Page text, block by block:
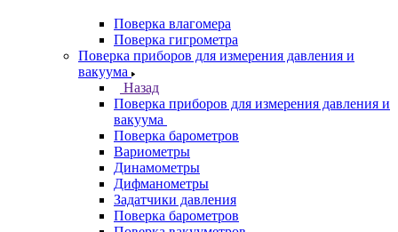
Поверка влагомера
Поверка гигрометра
Поверка приборов для измерения давления и
вакуума
Назад
Поверка приборов для измерения давления и
вакуума
Поверка барометров
Вариометры
Динамометры
Дифманометры
Задатчики давления
Поверка барометров